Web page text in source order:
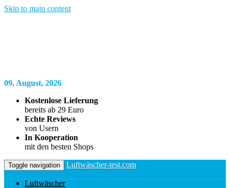
Skip to main content
09, August, 2026
Kostenlose Lieferung
bereits ab 29 Euro
Echte Reviews
von Usern
In Kooperation
mit den besten Shops
Toggle navigation Luftwäscher-test.com
Luftwäscher